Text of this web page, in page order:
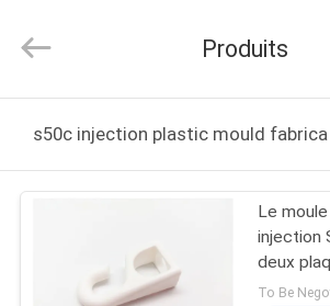
PRODUITS
SUJET
Rights
Reserved.
ECER
Produits
s50c injection plastic mould
Le
injection
deux
To Be